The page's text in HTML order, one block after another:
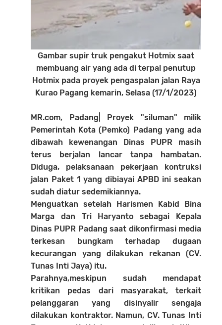
Gambar supir truk pengakut Hotmix saat
membuang air yang ada di terpal penutup
Hotmix pada proyek pengaspalan jalan Raya
Kurao Pagang kemarin, Selasa (17/1/2023)
MR.com, Padang| Proyek "siluman" milik
Pemerintah Kota (Pemko) Padang yang ada
dibawah kewenangan Dinas PUPR masih
terus berjalan lancar tanpa hambatan.
Diduga, pelaksanaan pekerjaan kontruksi
jalan Paket 1 yang dibiayai APBD ini seakan
sudah diatur sedemikiannya.
Menguatkan setelah Harismen Kabid Bina
Marga dan Tri Haryanto sebagai Kepala
Dinas PUPR Padang saat dikonfirmasi media
terkesan bungkam terhadap dugaan
kecurangan yang dilakukan rekanan (CV.
Tunas Inti Jaya) itu.
Parahnya,meskipun sudah mendapat
kritikan pedas dari masyarakat, terkait
pelanggaran yang disinyalir sengaja
dilakukan kontraktor. Namun, CV. Tunas Inti